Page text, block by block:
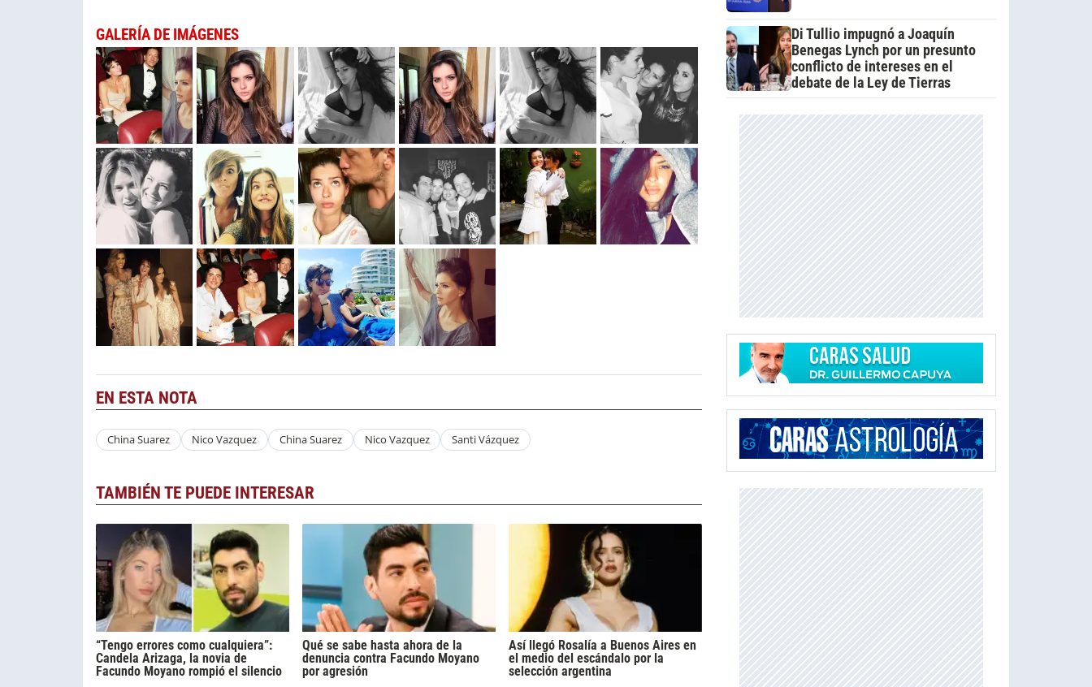
GALERÍA DE IMÁGENES
EN ESTA NOTA
China Suarez Nico Vazquez China Suarez Nico Vazquez Santi Vázquez
TAMBIÉN TE PUEDE INTERESAR
“Tengo errores como cualquiera”:
Candela Arizaga, la novia de
Facundo Moyano rompió el silencio
Qué se sabe hasta ahora de la
denuncia contra Facundo Moyano
por agresión
Así llegó Rosalía a Buenos Aires en
el medio del escándalo por la
selección argentina
Di Tullio impugnó a Joaquín
Benegas Lynch por un presunto
conflicto de intereses en el
debate de la Ley de Tierras